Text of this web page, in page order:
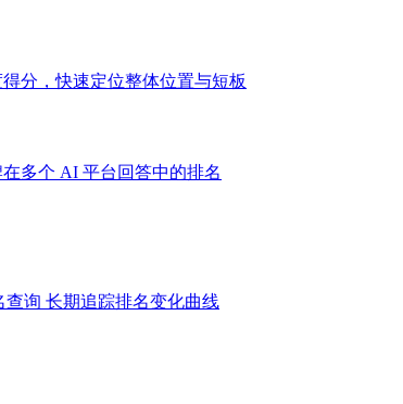
分，快速定位整体位置与短板
多个 AI 平台回答中的排名
查询 长期追踪排名变化曲线